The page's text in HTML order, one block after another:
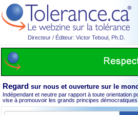
Directeur / Éditeur: Victor Teboul, Ph.D.
Regard sur nous et ouverture sur le
Indépendant et neutre par rapport à toute orientation
vise à promouvoir les grands principes